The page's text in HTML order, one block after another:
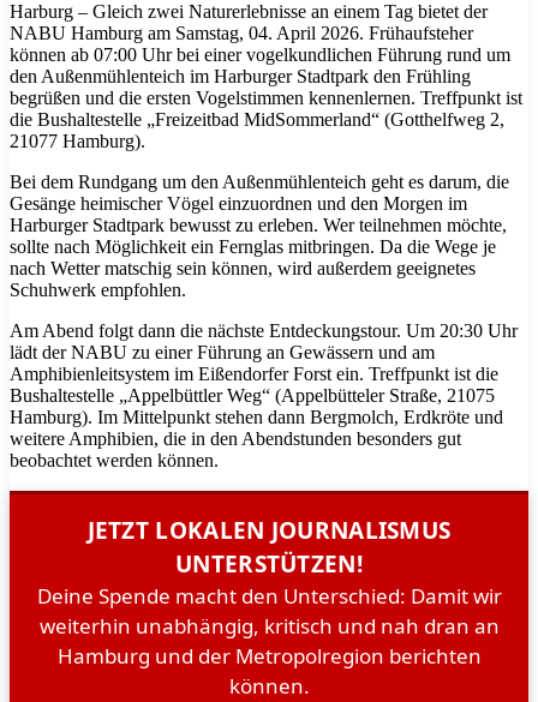
Harburg – Gleich zwei Naturerlebnisse an einem Tag bietet der
NABU Hamburg am Samstag, 04. April 2026. Frühaufsteher
können ab 07:00 Uhr bei einer vogelkundlichen Führung rund um
den Außenmühlenteich im Harburger Stadtpark den Frühling
begrüßen und die ersten Vogelstimmen kennenlernen. Treffpunkt ist
die Bushaltestelle „Freizeitbad MidSommerland“ (Gotthelfweg 2,
21077 Hamburg).
Bei dem Rundgang um den Außenmühlenteich geht es darum, die
Gesänge heimischer Vögel einzuordnen und den Morgen im
Harburger Stadtpark bewusst zu erleben. Wer teilnehmen möchte,
sollte nach Möglichkeit ein Fernglas mitbringen. Da die Wege je
nach Wetter matschig sein können, wird außerdem geeignetes
Schuhwerk empfohlen.
Am Abend folgt dann die nächste Entdeckungstour. Um 20:30 Uhr
lädt der NABU zu einer Führung an Gewässern und am
Amphibienleitsystem im Eißendorfer Forst ein. Treffpunkt ist die
Bushaltestelle „Appelbüttler Weg“ (Appelbütteler Straße, 21075
Hamburg). Im Mittelpunkt stehen dann Bergmolch, Erdkröte und
weitere Amphibien, die in den Abendstunden besonders gut
beobachtet werden können.
JETZT LOKALEN JOURNALISMUS
UNTERSTÜTZEN!
Deine Spende macht den Unterschied: Damit wir
weiterhin unabhängig, kritisch und nah dran an
Hamburg und der Metropolregion berichten
können.